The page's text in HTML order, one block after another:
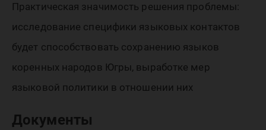
Практическая значимость решения проблемы:
исследование специфики языковых контактов
будет способствовать сохранению языков
коренных народов Югры, выработке мер
языковой политики в отношении них
Документы